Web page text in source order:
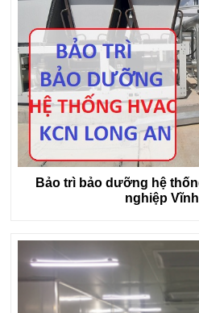
Bảo trì bảo dưỡng hệ
nghiệp